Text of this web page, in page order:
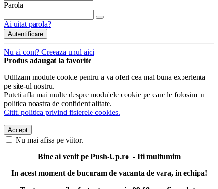
Parola
Ai uitat parola?
Autentificare
Nu ai cont? Creeaza unul aici
Produs adaugat la favorite
Utilizam module cookie pentru a va oferi cea mai buna experienta
pe site-ul nostru.
Puteti afla mai multe despre modulele cookie pe care le folosim in
politica noastra de confidentialitate.
Cititi politica privind fisierele cookies.
Accept
Nu mai afisa pe viitor.
Bine ai venit pe Push-Up.ro - Iti multumim
In acest moment de bucuram de vacanta de vara, in echipa!